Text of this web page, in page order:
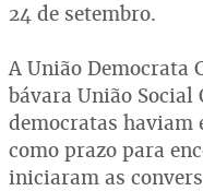
24 de setembro.
A União Democrata
bávara União
democratas haviam
como prazo para
iniciaram as